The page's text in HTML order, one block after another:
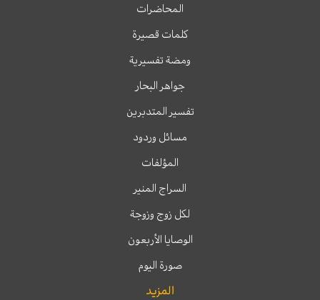
المحاضرات
كلمات قصيرة
ومضة تفسيرية
جواهر البحار
تفسير المتدبرين
مسائل وردود
المؤلفات
السراج المنير
لكل زوج وزوجة
الوصايا الأربعون
صورة اليوم
المزيد